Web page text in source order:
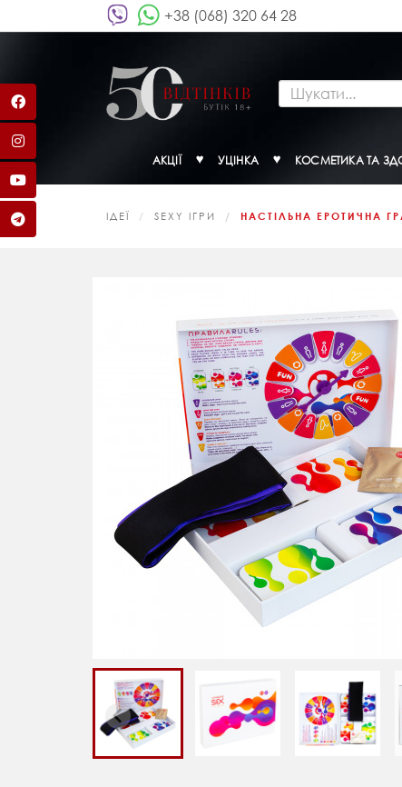
+38 (068) 320 64 28
АКЦІЇ УЦІНКА КОСМЕТИКА ТА
ІДЕЇ SEXY ІГРИ НАСТІЛЬНА ЕРОТИЧНА